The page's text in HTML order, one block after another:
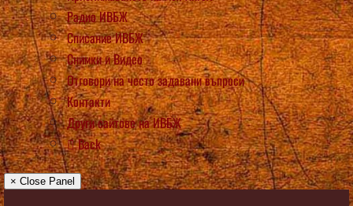
Радио ИВБЖ
Списание ИВБЖ
Снимки и Видео
Отговори на често задавани въпроси
Контакти
Други сайтове на ИВБЖ
Back
× Close Panel